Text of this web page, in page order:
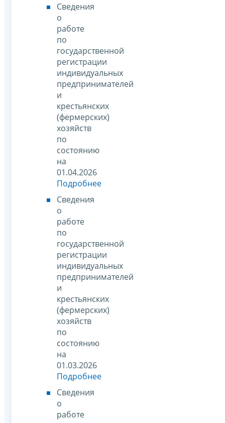
Сведения
о
работе
по
государственной
регистрации
индивидуальных
предпринимателей
и
крестьянских
(фермерских)
хозяйств
по
состоянию
на
01.04.2026
Подробнее
Сведения
о
работе
по
государственной
регистрации
индивидуальных
предпринимателей
и
крестьянских
(фермерских)
хозяйств
по
состоянию
на
01.03.2026
Подробнее
Сведения
о
работе